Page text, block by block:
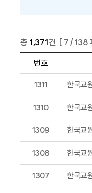
총 1,371건 [ 7 / 138
번호
1311 한국교
1310 한국교
1309 한국교
1308 한국교
1307 한국교